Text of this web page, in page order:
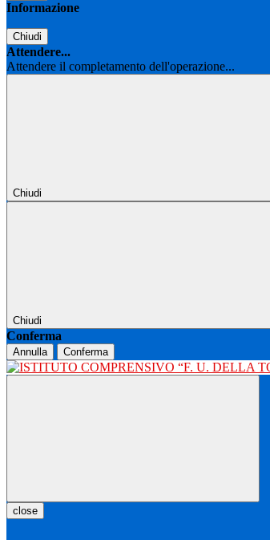
Informazione
Chiudi
Attendere...
Attendere il completamento dell'operazione...
Chiudi
Chiudi
Conferma
Annulla Conferma
close